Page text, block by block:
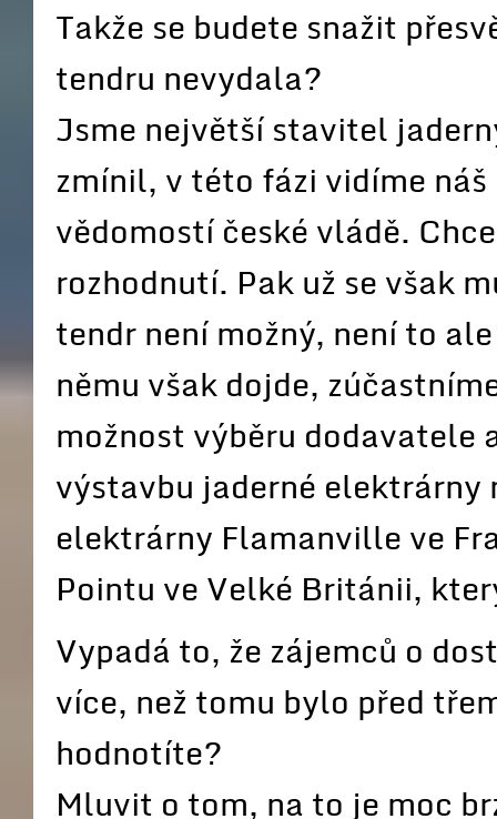
Takže se budete snažit
tendru nevydala?
Jsme největší stavitel
zmínil, v této fázi vidíme
vědomostí české vládě.
rozhodnutí. Pak už se však
tendr není možný, není to
němu však dojde,
možnost výběru dodavatele
výstavbu jaderné elektrárny
elektrárny Flamanville ve
Pointu ve Velké Británii,
Vypadá to, že zájemců o
více, než tomu bylo před
hodnotíte?
Mluvit o tom, na to je moc